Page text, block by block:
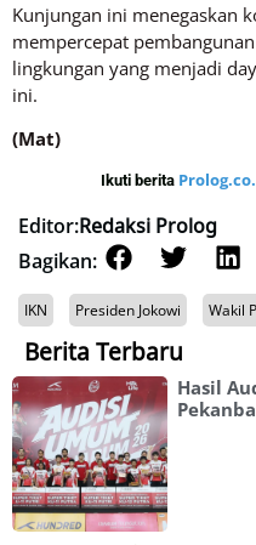
Kunjungan ini menegaskan
mempercepat
lingkungan yang menjadi
ini.
(Mat)
Ikuti berita
Editor:Redaksi Prolog
Bagikan:
IKN Presiden Jokowi Wakil
Berita Terbaru
Hasil